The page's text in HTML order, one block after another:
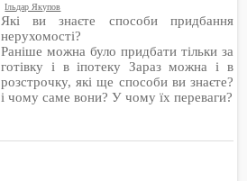
Ільдар Якупов
Які ви знаєте способи придбання
нерухомості?
Раніше можна було придбати тільки за
готівку і в іпотеку Зараз можна і в
розстрочку, які ще способи ви знаєте?
і чому саме вони? У чому їх переваги?